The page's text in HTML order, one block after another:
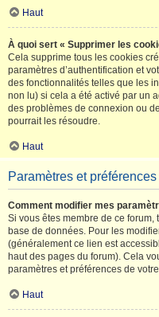
Haut
À quoi sert « Supprimer les
Cela supprime tous les cookies
paramètres d’authentification et
des fonctionnalités telles que les
non lu) si cela a été activé par un
des problèmes de connexion ou
pourrait les résoudre.
Haut
Paramètres et
Comment modifier mes
Si vous êtes membre de ce
base de données. Pour les
(généralement ce lien est
haut des pages du forum). Cela
paramètres et préférences de
Haut